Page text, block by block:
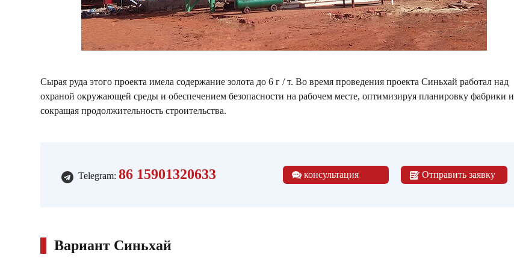
Сырая руда этого проекта имела содержание золота до 6 г / т. Во время проведения проекта Синьхай работал над
охраной окружающей среды и обеспечением безопасности на рабочем месте, оптимизируя планировку фабрики и
сокращая продолжительность строительства.
Telegram:86 15901320633 консультация Отправить заявку
Вариант Синьхай